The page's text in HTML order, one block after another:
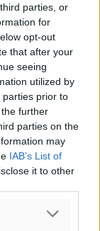
parties, or
for
opt-out
that after your
seeing
utilized by
parties prior to
further
parties on the
may
IAB’s List of
it to other
από άλλες
το άρθρο